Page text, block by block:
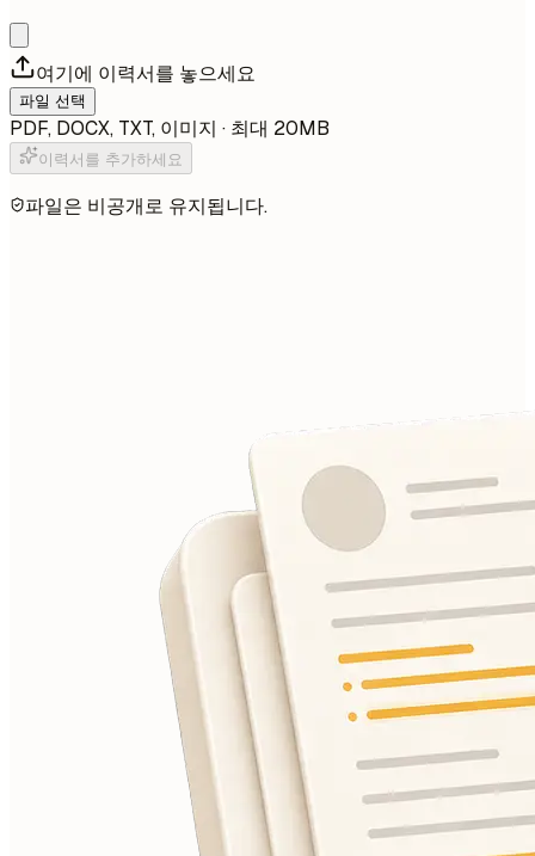
여기에 이력서를 놓으세요
파일 선택
PDF, DOCX, TXT, 이미지 · 최대 20MB
이력서를 추가하세요
파일은 비공개로 유지됩니다.